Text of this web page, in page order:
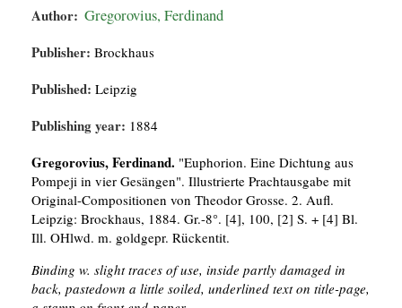
Author: Gregorovius, Ferdinand
Publisher: Brockhaus
Published: Leipzig
Publishing year: 1884
Gregorovius, Ferdinand. "Euphorion. Eine Dichtung aus
Pompeji in vier Gesängen". Illustrierte Prachtausgabe mit
Original-Compositionen von Theodor Grosse. 2. Aufl.
Leipzig: Brockhaus, 1884. Gr.-8°. [4], 100, [2] S. + [4] Bl.
Ill. OHlwd. m. goldgepr. Rückentit.
Binding w. slight traces of use, inside partly damaged in
back, pastedown a little soiled, underlined text on title-page,